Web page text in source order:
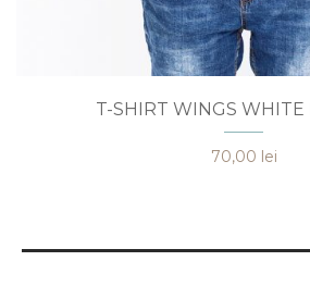
produs
mai
Opțiunile
T-SHIRT WINGS WHITE
70,00 lei